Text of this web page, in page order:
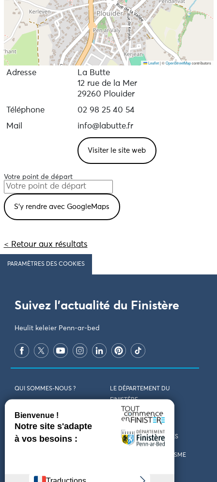
Leaflet |©OpenStreetMapcontributors
Adresse
La Butte
12 rue de la Mer
29260 Plouider
Téléphone
02 98 25 40 54
Mail
info@labutte.fr
Visiter le site web
Votre point de départ
< Retour aux résultats
PARAMÈTRES DES COOKIES
Suivez l'actualité du Finistère
Heulit keleier Penn-ar-bed
QUI SOMMES-NOUS ?
LE DÉPARTEMENT DU
FINISTÈRE
REJOIGNEZ-NOUS VENIR EN FINISTÈRE
CONTACT CARTES ET BROCHURES
LES OFFICES DE TOURISME